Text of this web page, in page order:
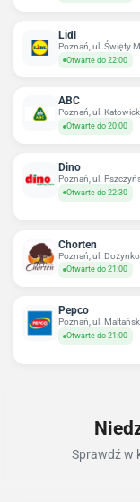
Lidl
Poznań, ul. Święty
Otwarte do 22:00
ABC
Poznań, ul.
Otwarte do 20:00
Dino
Poznań, ul.
Otwarte do 22:30
Chorten
Poznań, ul.
Otwarte do 21:00
Pepco
Poznań, ul.
Otwarte do 21:00
Sprawdź w